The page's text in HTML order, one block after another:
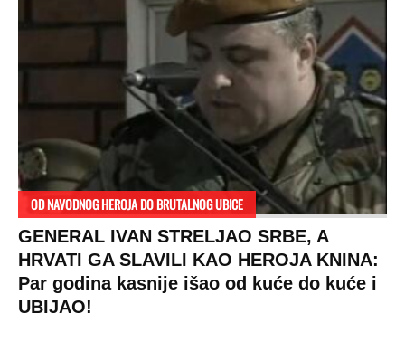
Žene u Srbiji su poludele za njima,
ogledaju se, bacaju pare: Ovde bunde
koštaju 100 evra, a neke i 2.000 dinara!